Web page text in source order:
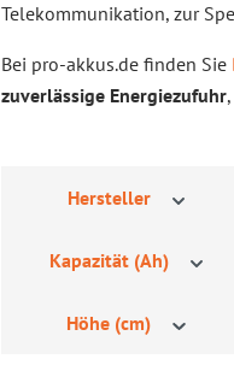
Telekommunikation, zur
Bei pro-akkus.de finden Sie
zuverlässige Energiezufuhr
Hersteller
Kapazität (Ah)
Höhe (cm)